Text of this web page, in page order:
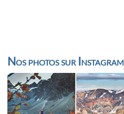
Nos photos sur Instagram